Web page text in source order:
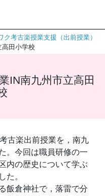
ク考古楽授業支援（出前授業）
田小学校
IN南九州市立高田
古楽出前授業を，南九
。今回は職員研修の一
内の歴史について学ぶ
た。
飯倉神社で，落雷で分